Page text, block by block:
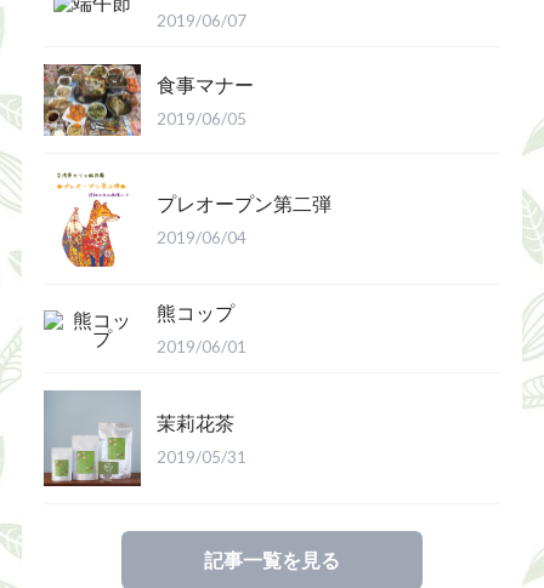
2019/06/07
食事マナー
2019/06/05
プレオープン第二弾
2019/06/04
熊コップ
2019/06/01
茉莉花茶
2019/05/31
記事一覧を見る